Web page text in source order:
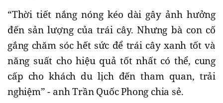
“Thời tiết nắng nóng kéo dài gây ảnh hưởng
đến sản lượng của trái cây. Nhưng bà con cố
gắng chăm sóc hết sức để trái cây xanh tốt và
năng suất cho hiệu quả tốt nhất có thể, cung
cấp cho khách du lịch đến tham quan, trải
nghiệm” - anh Trần Quốc Phong chia sẻ.